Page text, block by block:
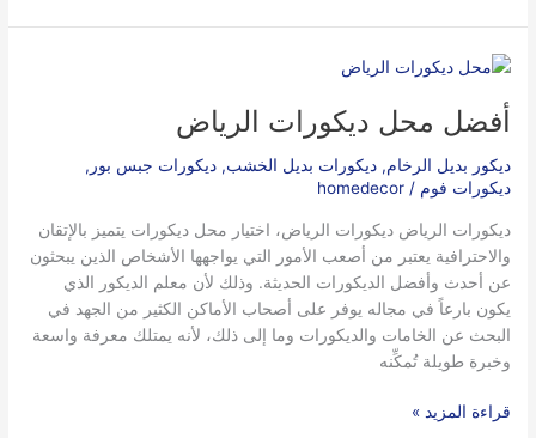
أفضل محل ديكورات الرياض
ديكور بديل الرخام,ديكورات بديل الخشب,ديكورات جبس بور ,
ديكورات فوم /
homedecor
ديكورات الرياض ديكورات الرياض، اختيار محل ديكورات يتميز بالإتقان
والاحترافية يعتبر من أصعب الأمور التي يواجهها الأشخاص الذين يبحثون
عن أحدث وأفضل الديكورات الحديثة. وذلك لأن معلم الديكور الذي
يكون بارعاً في مجاله يوفر على أصحاب الأماكن الكثير من الجهد في
البحث عن الخامات والديكورات وما إلى ذلك، لأنه يمتلك معرفة واسعة
وخبرة طويلة تُمكِّنه
أفضل
ديكورات
قراءة المزيد »